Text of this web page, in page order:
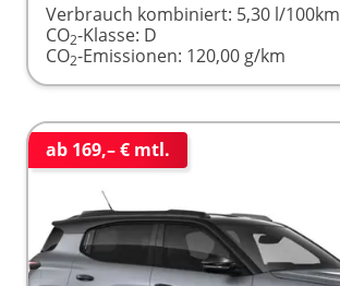
Verbrauch kombiniert: 5,30 l/100km
CO2-Klasse: D
CO2-Emissionen: 120,00 g/km
ab 169,– € mtl.